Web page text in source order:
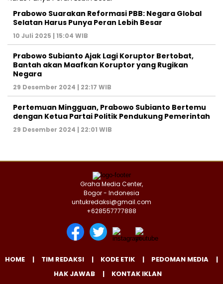
Prabowo Suarakan Reformasi PBB: Negara Global
Selatan Harus Punya Peran Lebih Besar
10 Juli 2025 | 15:04 WIB
Prabowo Subianto Ajak Lagi Koruptor Bertobat,
Bantah akan Maafkan Koruptor yang Rugikan
Negara
29 Desember 2024 | 22:17 WIB
Pertemuan Mingguan, Prabowo Subianto Bertemu
dengan Ketua Partai Politik Pendukung Pemerintah
29 Desember 2024 | 22:01 WIB
Graha Media Center,
Bogor - Indonesia
untukredaksi@gmail.com
+628557777888
HOME TIM REDAKSI KODE ETIK
PEDOMAN MEDIA
HAK JAWAB
KONTAK IKLAN